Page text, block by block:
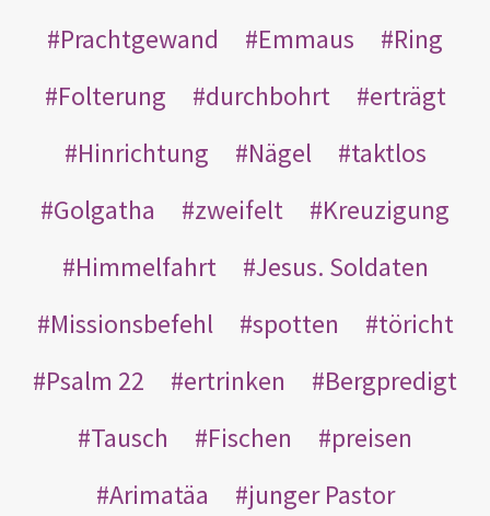
Prachtgewand
Emmaus
Ring
Folterung
durchbohrt
erträgt
Hinrichtung
Nägel
taktlos
Golgatha
zweifelt
Kreuzigung
Himmelfahrt
Jesus. Soldaten
Missionsbefehl
spotten
töricht
Psalm 22
ertrinken
Bergpredigt
Tausch
Fischen
preisen
Arimatäa
junger Pastor